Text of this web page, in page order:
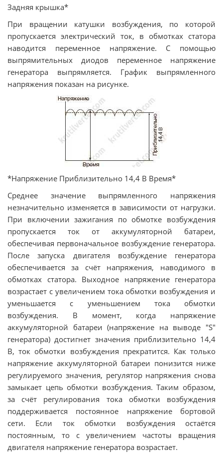
Задняя крышка*
При вращении катушки возбуждения, по которой
пропускается электрический ток, в обмотках статора
наводится переменное напряжение. С помощью
выпрямительных диодов переменное напряжение
генератора выпрямляется. График выпрямленного
напряжения показан на рисунке.
*Напряжение Приблизительно 14,4 В Время*
Среднее значение выпрямленного напряжения
незначительно изменяется в зависимости от нагрузки.
При включении зажигания по обмотке возбуждения
пропускается ток от аккумуляторной батареи,
обеспечивая первоначальное возбуждение генератора.
После запуска двигателя возбуждение генератора
обеспечивается за счёт напряжения, наводимого в
обмотках статора. Выходное напряжение генератора
возрастает с увеличением тока обмотки возбуждения и
уменьшается с уменьшением тока обмотки
возбуждения. В момент, когда напряжение
аккумуляторной батареи (напряжение на выводе "S"
генератора) достигнет значения приблизительно 14,4
В, ток обмотки возбуждения прекратится. Как только
напряжение аккумуляторной батареи понизится ниже
регулируемого значения, регулятор напряжения снова
замыкает цепь обмотки возбуждения. Таким образом,
за счёт регулирования тока обмотки возбуждения
поддерживается постоянное напряжение бортовой
сети. Если ток обмотки возбуждения остаётся
постоянным, то с увеличением частоты вращения
двигателя напряжение генератора возрастает.